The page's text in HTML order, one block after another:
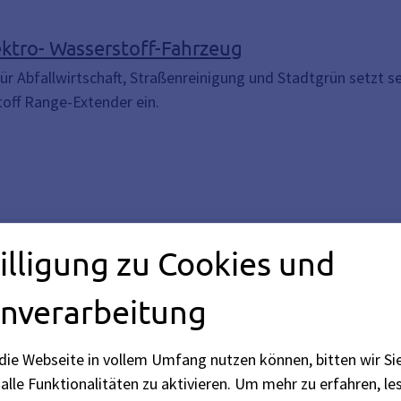
Wasserstoff-Fahrzeug
Abfallwirtschaft, Straßenreinigung und Stadtgrün setzt
Range-Extender ein.
Grünflächen &
zu Cookies und
Webseite in vollem Umfang nutzen können, bitten wir
Funktionalitäten zu aktivieren. Um mehr zu erfahren,